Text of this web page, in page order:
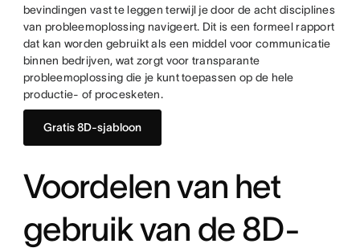
bevindingen vast te leggen terwijl je door de acht disciplines
van probleemoplossing navigeert. Dit is een formeel rapport
dat kan worden gebruikt als een middel voor communicatie
binnen bedrijven, wat zorgt voor transparante
probleemoplossing die je kunt toepassen op de hele
productie- of procesketen.
Gratis 8D-sjabloon
Voordelen van het
gebruik van de 8D-